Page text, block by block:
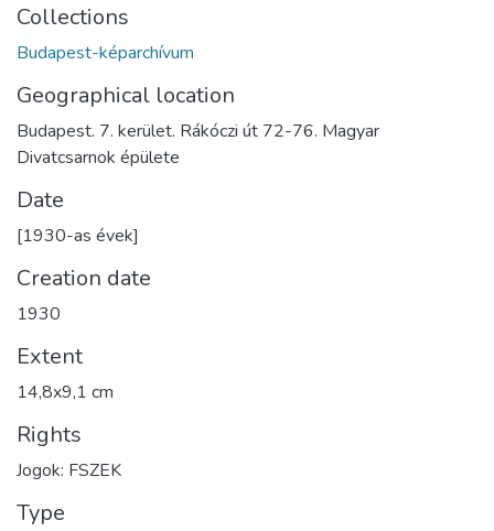
Collections
Budapest-képarchívum
Geographical location
Budapest. 7. kerület. Rákóczi út 72-76. Magyar
Divatcsarnok épülete
Date
[1930-as évek]
Creation date
1930
Extent
14,8x9,1 cm
Rights
Jogok: FSZEK
Type